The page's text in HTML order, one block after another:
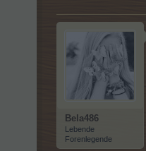
Bela486
Lebende
Forenlegende